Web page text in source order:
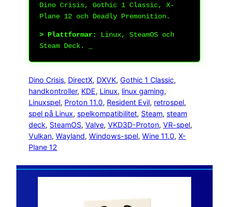
Dino Crisis, Gothic 1 Classic, X-
Plane 12 och Deadly Premonition.
> Plattformar:
Linux, SteamOS och
Steam Deck.
Dino Crisis, DirectX, DXVK, Gothic 1 Classic
handkontroller, KDE, Linux, linux gaming
Linuxspel, Proton 11.0, Resident Evil, retrospel
spel på Linux, spelkompatibilitet, Steam, steam
deck, SteamOS, Valve, VKD3D-Proton, VR-spel
Vulkan, Wayland, Windows-spel, Wine 11.0, X-
Plane 12